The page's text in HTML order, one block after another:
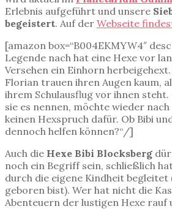
Erlebnis aufgeführt und unsere
begeistert. Auf der Webseite
[amazon box=“B004EKMYW4″
Legende nach hat eine Hexe vor
Versehen ein Einhorn
Florian trauen ihren Augen kaum,
ihrem Schulausflug vor ihnen
sie es nennen, möchte wieder
keinen Hexspruch dafür. Ob Bibi
dennoch helfen können?“/]
Auch die Hexe Bibi Blocksberg
noch ein Begriff sein, schließlich
durch die eigene Kindheit begleitet
geboren bist). Wer hat nicht die
Abenteuern der lustigen Hexe